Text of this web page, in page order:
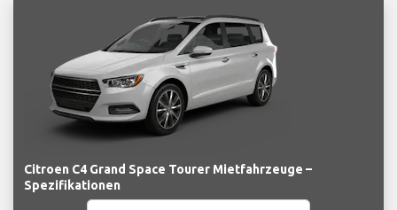
Citroen C4 Grand Space Tourer Mietfahrzeuge –
Spezifikationen